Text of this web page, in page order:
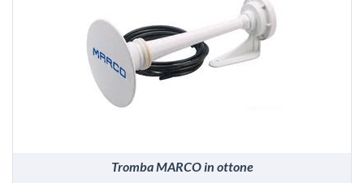
VEDI
Tromba MARCO in ottone